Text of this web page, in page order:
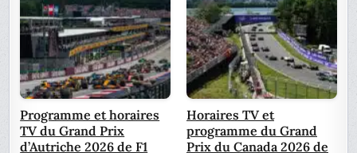
Programme et horaires
TV du Grand Prix
d’Autriche 2026 de F1
Horaires TV et
programme du Grand
Prix du Canada 2026 de